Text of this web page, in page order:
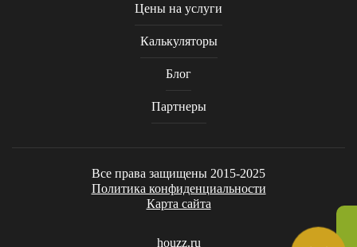
Цены на услуги
Калькуляторы
Блог
Партнеры
Все права защищены 2015-2025
Политика конфиденциальности
Карта сайта
houzz.ru